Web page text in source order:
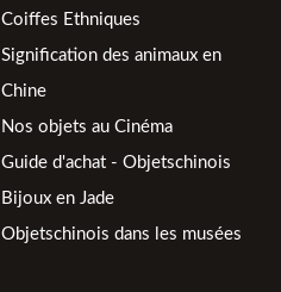
Coiffes Ethniques
Signification des animaux en
Chine
Nos objets au Cinéma
Guide d'achat - Objetschinois
Bijoux en Jade
Objetschinois dans les musées